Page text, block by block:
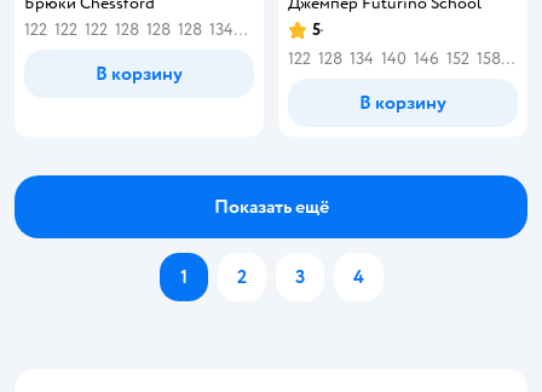
122 122 122 128 128 128 134 134 140 140
В корзину
5
122 128 134 140 146 152 158 164
В корзину
Показать ещё
1 2 3 4